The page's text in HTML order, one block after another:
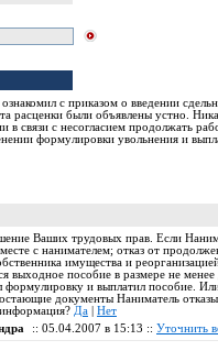
с приказом о введении
расценки были объявлены устно.
в связи с несогласием продолжать
формулировки увольнения и
Ваших трудовых прав. Если
с нанимателем; отказ от
имущества и
выходное пособие в размере не
формулировку и выплатил пособие.
документы Наниматель
Да
Нет
:: 05.04.2007 в 15:13 :: Уточнить